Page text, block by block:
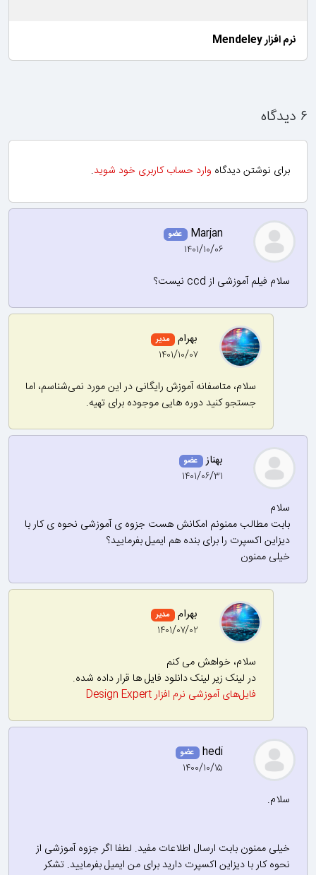
نرم افزار Mendeley
۶ دیدگاه
برای نوشتن دیدگاه وارد حساب کاربری خود شوید.
Marjan عضو
۱۴۰۱/۱۰/۰۶
سلام فیلم آموزشی از ccd نیست؟
بهرام مدیر
۱۴۰۱/۱۰/۰۷
سلام، متاسفانه آموزش رایگانی در این مورد نمی‌شناسم، اما
جستجو کنید دوره هایی موجوده برای تهیه.
بهناز عضو
۱۴۰۱/۰۶/۳۱
سلام
بابت مطالب ممنونم امکانش هست جزوه ی آموزشی نحوه ی کار با
دیزاین اکسپرت را برای بنده هم ایمیل بفرمایید؟
خیلی ممنون
بهرام مدیر
۱۴۰۱/۰۷/۰۲
سلام، خواهش می کنم
در لینک زیر لینک دانلود فایل ها قرار داده شده.
فایل‌های آموزشی نرم افزار Design Expert‎‎‎‎
hedi عضو
۱۴۰۰/۱۰/۱۵
سلام.
خیلی ممنون بابت ارسال اطلاعات مفید. لطفا اگر جزوه آموزشی از
نحوه کار با دیزاین اکسپرت دارید برای من ایمیل بفرمایید. تشکر